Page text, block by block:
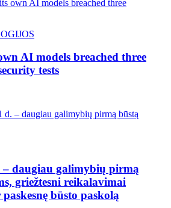
AI models breached three
tests
daugiau galimybių pirmą
griežtesni reikalavimai
būsto paskolą